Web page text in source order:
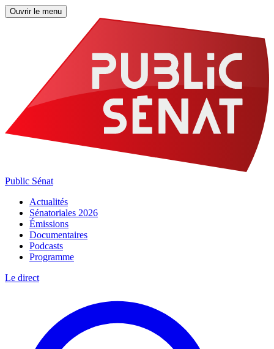
Ouvrir le menu
Public Sénat
Actualités
Sénatoriales 2026
Émissions
Documentaires
Podcasts
Programme
Le direct